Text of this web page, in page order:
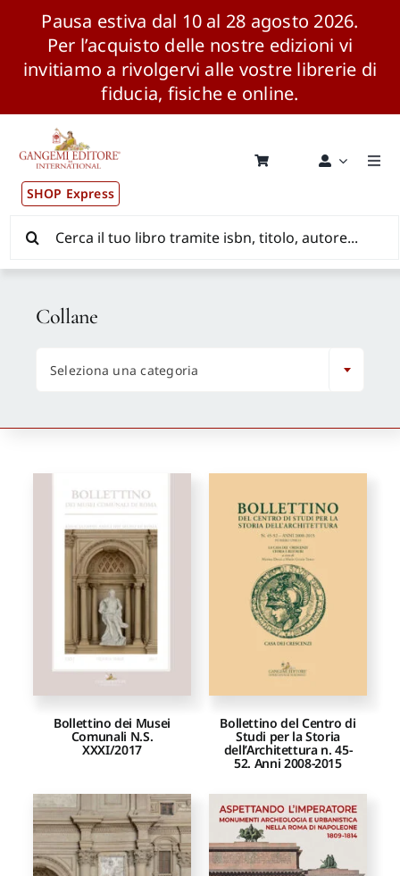
Pausa estiva dal 10 al 28 agosto 2026.
Per l’acquisto delle nostre edizioni vi
invitiamo a rivolgervi alle vostre librerie di
fiducia, fisiche e online.
contenuto
SHOP Express
Pubblicazioni
News ed Eventi
Distribuzione Wolrdwide
CONSIP / MEPA / ANVUR / CINECA
Proposte di pubblicazione
Gangemi Editore
Newsletter
per:
Bollettino dei Musei
Comunali N.S.
XXXI/2017
Bollettino del Centro di
Studi per la Storia
dell’Architettura n. 45-
52. Anni 2008-2015
Collane
Seleziona una categoria